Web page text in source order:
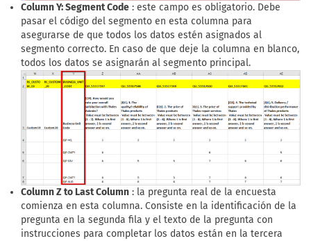
Column Y: Segment Code : este campo es obligatorio. Debe
pasar el código del segmento en esta columna para
asegurarse de que todos los datos estén asignados al
segmento correcto. En caso de que deje la columna en blanco,
todos los datos se asignarán al segmento principal.
Column Z to Last Column : la pregunta real de la encuesta
comienza en esta columna. Consiste en la identificación de la
pregunta en la segunda fila y el texto de la pregunta con
instrucciones para completar los datos están en la tercera